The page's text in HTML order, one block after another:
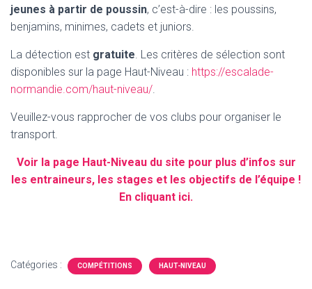
jeunes à partir de poussin, c’est-à-dire : les poussins,
benjamins, minimes, cadets et juniors.
La détection est gratuite. Les critères de sélection sont
disponibles sur la page Haut-Niveau : https://escalade-
normandie.com/haut-niveau/.
Veuillez-vous rapprocher de vos clubs pour organiser le
transport.
Voir la page Haut-Niveau du site pour plus d’infos sur
les entraineurs, les stages et les objectifs de l’équipe !
En cliquant ici.
Catégories : COMPÉTITIONS HAUT-NIVEAU